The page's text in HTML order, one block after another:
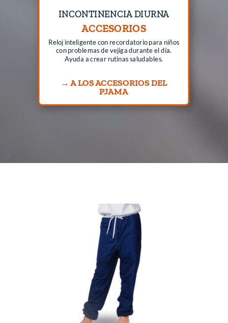
INCONTINENCIA DIURNA
ACCESORIOS
Reloj inteligente con recordatorio para niños
con problemas de vejiga durante el día.
Ayuda a crear rutinas saludables.
→ A LOS ACCESORIOS DEL
PJAMA